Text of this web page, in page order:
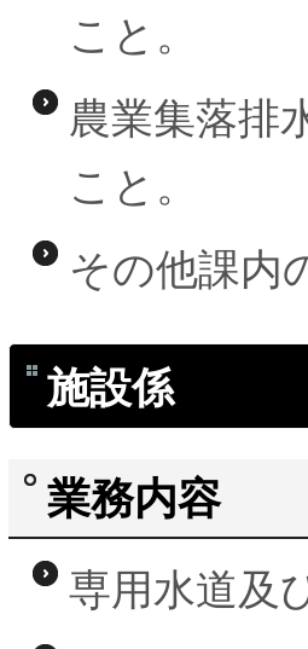
こと。
農業集落排
こと。
その他課内
施設係
業務内容
専用水道及